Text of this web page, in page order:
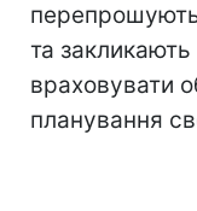
перепрошують
та закликають
враховувати
планування